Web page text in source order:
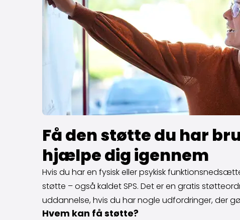
Få den støtte du har
hjælpe dig igennem
Hvis du har en fysisk eller psykisk
støtte – også kaldet SPS. Det er en gratis
uddannelse, hvis du har nogle udfordringer, der
Hvem kan få støtte?